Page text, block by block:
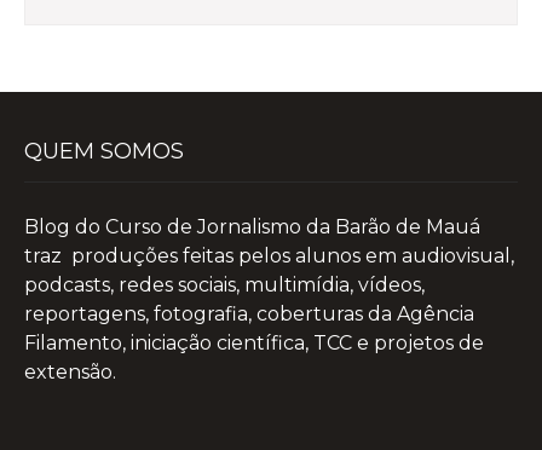
QUEM SOMOS
Blog do Curso de Jornalismo da Barão de Mauá
traz produções feitas pelos alunos em audiovisual,
podcasts, redes sociais, multimídia, vídeos,
reportagens, fotografia, coberturas da Agência
Filamento, iniciação científica, TCC e projetos de
extensão.